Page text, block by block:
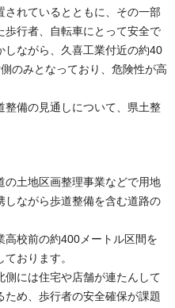
されているとともに、その一部
歩行者、自転車にとって安全で
しながら、久喜工業付近の約40
のみとなっており、危険性が高
整備の見通しについて、県土整
の土地区画整理事業などで用地
しながら歩道整備を含む道路の
高校前の約400メートル区間を
おります。
には住宅や店舗が連たんして
め、歩行者の安全確保が課題